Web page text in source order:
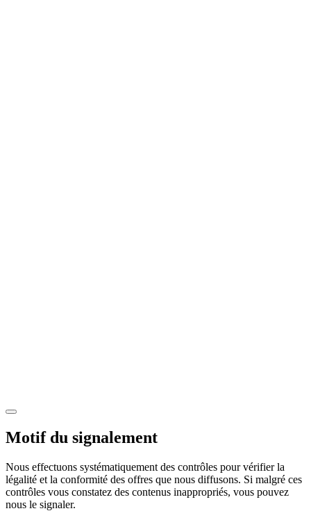
Motif du signalement
Nous effectuons systématiquement des contrôles pour vérifier la
légalité et la conformité des offres que nous diffusons. Si malgré ces
contrôles vous constatez des contenus inappropriés, vous pouvez
nous le signaler.